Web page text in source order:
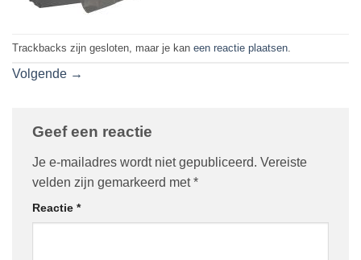
Trackbacks zijn gesloten, maar je kan een reactie plaatsen
Volgende →
Geef een reactie
Je e-mailadres wordt niet gepubliceerd. Vereiste
velden zijn gemarkeerd met*
Reactie *